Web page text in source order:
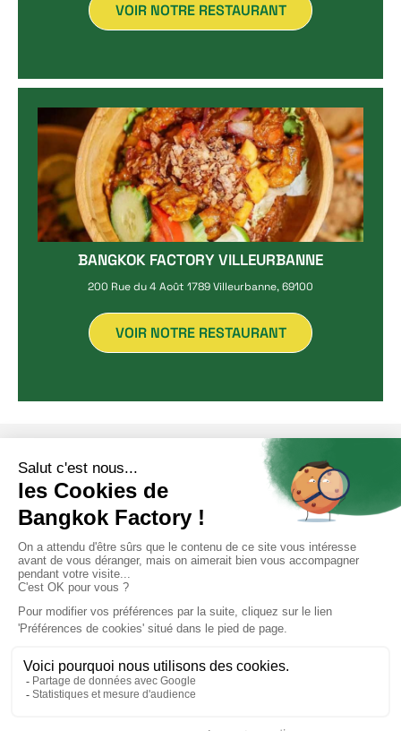
VOIR NOTRE RESTAURANT
BANGKOK FACTORY VILLEURBANNE
200 Rue du 4 Août 1789 Villeurbanne, 69100
VOIR NOTRE RESTAURANT
Politique de confidentialité
Cliquez-ici pour modifier vos préférences en matière de